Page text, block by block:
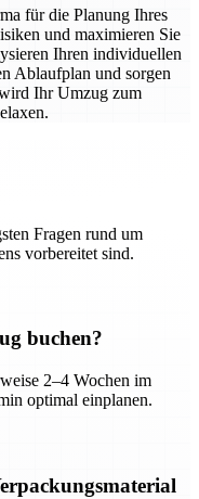
für die Planung Ihres
und maximieren Sie
Ihren individuellen
Ablaufplan und sorgen
Ihr Umzug zum
Fragen rund um
vorbereitet sind.
buchen?
2–4 Wochen im
optimal einplanen.